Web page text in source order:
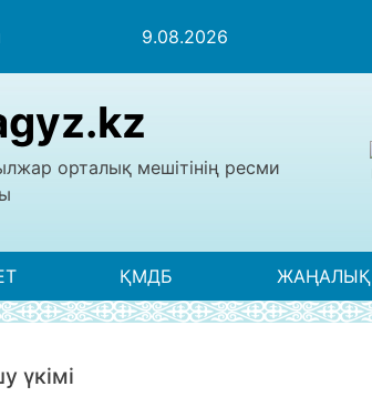
9.08.2026
орталық мешітінің ресми
ҚМДБ ЖАҢАЛЫҚ
үкімі